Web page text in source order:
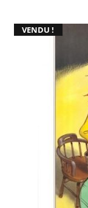
VENDU !